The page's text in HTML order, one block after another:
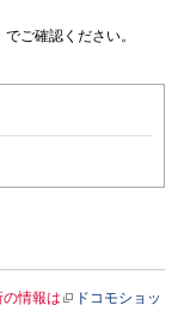
でご確認ください。
情報は
ドコモショッ